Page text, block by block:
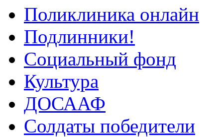
Поликлиника онлайн
Подлинники!
Социальный фонд
Культура
ДОСААФ
Солдаты победители